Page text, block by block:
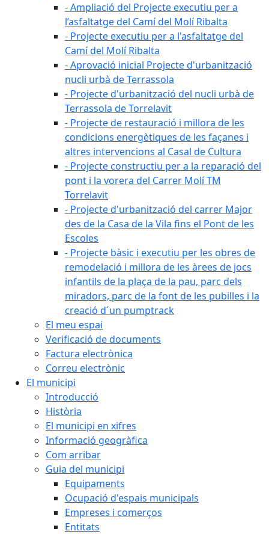
- Ampliació del Projecte executiu per a
l’asfaltatge del Camí del Molí Ribalta
- Projecte executiu per a l'asfaltatge del
Camí del Molí Ribalta
- Aprovació inicial Projecte d'urbanització
nucli urbà de Terrassola
- Projecte d'urbanització del nucli urbà de
Terrassola de Torrelavit
- Projecte de restauració i millora de les
condicions energètiques de les façanes i
altres intervencions al Casal de Cultura
- Projecte constructiu per a la reparació del
pont i la vorera del Carrer Molí TM
Torrelavit
- Projecte d'urbanització del carrer Major
des de la Casa de la Vila fins el Pont de les
Escoles
- Projecte bàsic i executiu per les obres de
remodelació i millora de les àrees de jocs
infantils de la plaça de la pau, parc dels
miradors, parc de la font de les pubilles i la
creació d´un pumptrack
El meu espai
Verificació de documents
Factura electrònica
Correu electrònic
El municipi
Introducció
Història
El municipi en xifres
Informació geogràfica
Com arribar
Guia del municipi
Equipaments
Ocupació d'espais municipals
Empreses i comerços
Entitats